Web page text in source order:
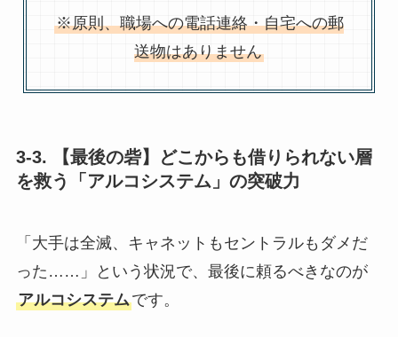
※原則、職場への電話連絡・自宅への郵
送物はありません
3-3. 【最後の砦】どこからも借りられない層
を救う「アルコシステム」の突破力
「大手は全滅、キャネットもセントラルもダメだ
った……」という状況で、最後に頼るべきなのが
アルコシステムです。